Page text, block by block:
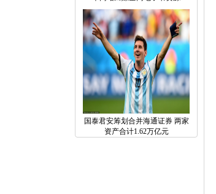
国泰君安筹划合并海通证券两家
资产合计1.62万亿元